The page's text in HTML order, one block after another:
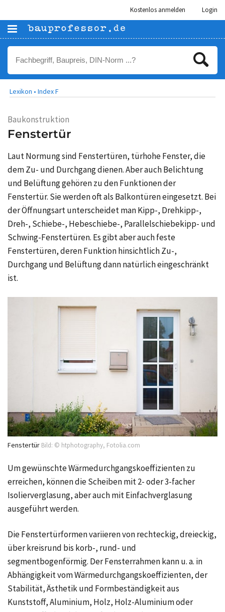
Kostenlos anmelden Login
Lexikon • Index F
Baukonstruktion
Fenstertür
Laut Normung sind Fenstertüren, türhohe Fenster, die
dem Zu- und Durchgang dienen. Aber auch Belichtung
und Belüftung gehören zu den Funktionen der
Fenstertür. Sie werden oft als Balkontüren eingesetzt. Bei
der Öffnungsart unterscheidet man Kipp-, Drehkipp-,
Dreh-, Schiebe-, Hebeschiebe-, Parallelschiebekipp- und
Schwing-Fenstertüren. Es gibt aber auch feste
Fenstertüren, deren Funktion hinsichtlich Zu-,
Durchgang und Belüftung dann natürlich eingeschränkt
ist.
Fenstertür Bild: © htphotography, Fotolia.com
Um gewünschte Wärmedurchgangskoeffizienten zu
erreichen, können die Scheiben mit 2- oder 3-facher
Isolierverglasung, aber auch mit Einfachverglasung
ausgeführt werden.
Die Fenstertürformen variieren von rechteckig, dreieckig,
über kreisrund bis korb-, rund- und
segmentbogenförmig. Der Fensterrahmen kann u. a. in
Abhängigkeit vom Wärmedurchgangskoeffizienten, der
Stabilität, Ästhetik und Formbeständigkeit aus
Kunststoff, Aluminium, Holz, Holz-Aluminium oder